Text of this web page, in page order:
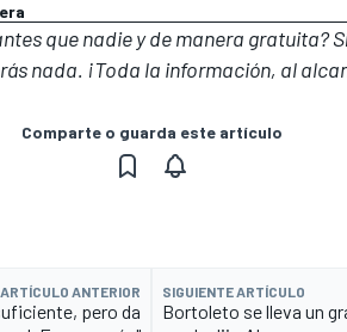
que nadie y de manera gratuita?
nada. ¡Toda la información, al
Comparte o guarda este artículo
ARTÍCULO ANTERIOR
pero da
SIGUIENTE ARTÍCULO
Bortoleto se lleva un